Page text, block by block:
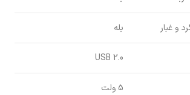
و غبار بله
USB 2.0
5 ولت